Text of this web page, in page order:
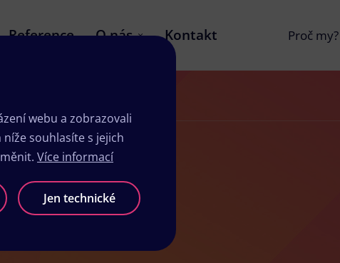
Reference O nás Kontakt Proč my?
Úpice
webu a zobrazovali
souhlasíte s jejich
Více informací
Jen technické